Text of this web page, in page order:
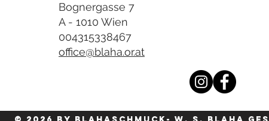
Bognergasse 7
A - 1010 Wien
004315338467
office@blaha.or.at